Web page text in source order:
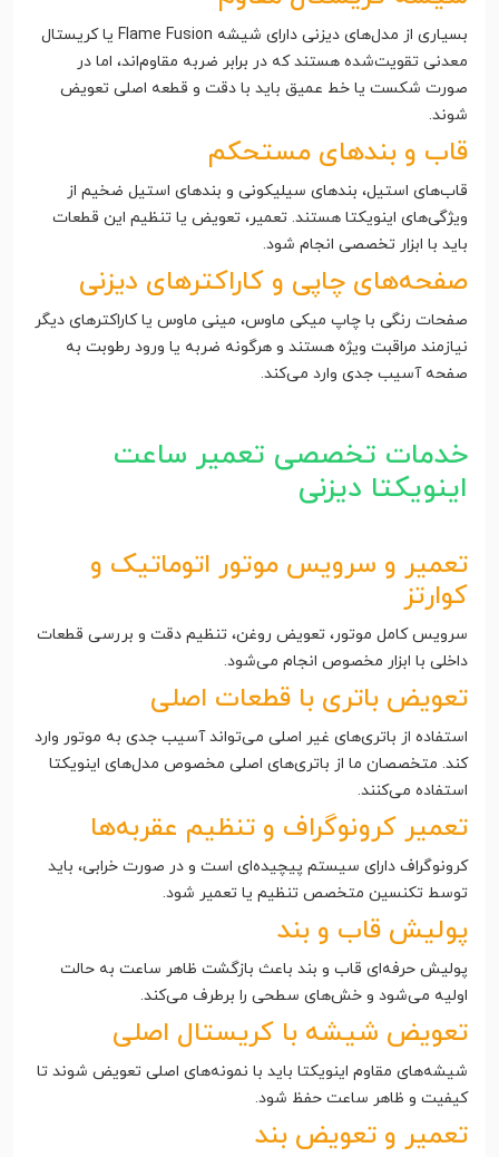
بسیاری از مدل‌های دیزنی دارای شیشه Flame Fusion یا کریستال
معدنی تقویت‌شده هستند که در برابر ضربه مقاوم‌اند، اما در
صورت شکست یا خط عمیق باید با دقت و قطعه اصلی تعویض
شوند.
قاب و بندهای مستحکم
قاب‌های استیل، بندهای سیلیکونی و بندهای استیل ضخیم از
ویژگی‌های اینویکتا هستند. تعمیر، تعویض یا تنظیم این قطعات
باید با ابزار تخصصی انجام شود.
صفحه‌های چاپی و کاراکترهای دیزنی
صفحات رنگی با چاپ میکی ماوس، مینی ماوس یا کاراکترهای دیگر
نیازمند مراقبت ویژه هستند و هرگونه ضربه یا ورود رطوبت به
صفحه آسیب جدی وارد می‌کند.
خدمات تخصصی تعمیر ساعت
اینویکتا دیزنی
تعمیر و سرویس موتور اتوماتیک و
کوارتز
سرویس کامل موتور، تعویض روغن، تنظیم دقت و بررسی قطعات
داخلی با ابزار مخصوص انجام می‌شود.
تعویض باتری با قطعات اصلی
استفاده از باتری‌های غیر اصلی می‌تواند آسیب جدی به موتور وارد
کند. متخصصان ما از باتری‌های اصلی مخصوص مدل‌های اینویکتا
استفاده می‌کنند.
تعمیر کرونوگراف و تنظیم عقربه‌ها
کرونوگراف‌ دارای سیستم پیچیده‌ای است و در صورت خرابی، باید
توسط تکنسین متخصص تنظیم یا تعمیر شود.
پولیش قاب و بند
پولیش حرفه‌ای قاب و بند باعث بازگشت ظاهر ساعت به حالت
اولیه می‌شود و خش‌های سطحی را برطرف می‌کند.
تعویض شیشه با کریستال اصلی
شیشه‌های مقاوم اینویکتا باید با نمونه‌های اصلی تعویض شوند تا
کیفیت و ظاهر ساعت حفظ شود.
تعمیر و تعویض بند